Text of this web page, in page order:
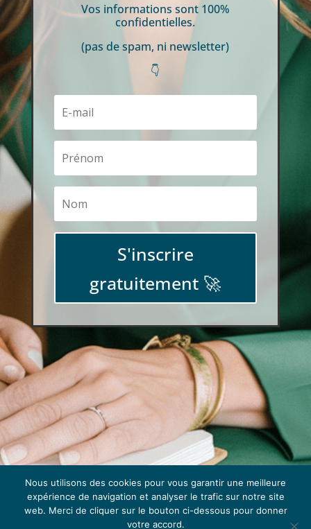
Vos informations sont 100%
confidentielles.
(pas de spam, ni newsletter)
👇
S'inscrire
gratuitement 🚀
Nous utilisons des cookies pour vous garantir une meilleure
expérience de navigation et analyser le trafic sur notre site
web. Merci de cliquer sur le bouton ci-dessous pour donner
votre accord.